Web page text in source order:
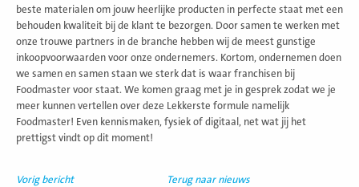
beste materialen om jouw heerlijke producten in perfecte staat met een
behouden kwaliteit bij de klant te bezorgen. Door samen te werken met
onze trouwe partners in de branche hebben wij de meest gunstige
inkoopvoorwaarden voor onze ondernemers. Kortom, ondernemen doen
we samen en samen staan we sterk dat is waar franchisen bij
Foodmaster voor staat. We komen graag met je in gesprek zodat we je
meer kunnen vertellen over deze Lekkerste formule namelijk
Foodmaster! Even kennismaken, fysiek of digitaal, net wat jij het
prettigst vindt op dit moment!
Vorig bericht Terug naar nieuws